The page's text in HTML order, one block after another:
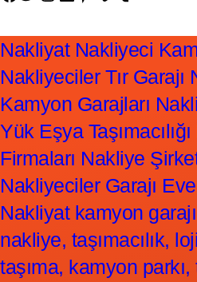
Nakliyat Nakliyeci
Nakliyeciler Tır Garajı
Kamyon Garajları
Yük Eşya
Firmaları Nakliye
Nakliyeciler Garajı
Nakliyat kamyon
nakliye, taşımacılık,
taşıma, kamyon parkı,